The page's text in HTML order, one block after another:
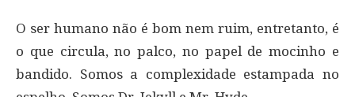
O ser humano não é bom nem ruim, entretanto, é
o que circula, no palco, no papel de mocinho e
bandido. Somos a complexidade estampada no